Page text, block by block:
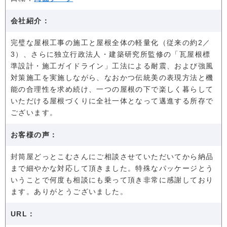
会社紹介：
完璧な屋根工事の施工と屋根全体の軽量化（従来の約2／
3）、さらに独立行政法人・建築研究所監修の「瓦屋根標
準設計・施工ガイドライン」工法による耐震、および強風
対策施工を実施しながら、なおかつ伝統美の表現方法と機
能の合理性を求め続け、一つの屋根の下で楽しく暮らして
いただける屋根づくりに全社一体となって邁進する所存で
ございます。
お客様の声：
封筒屋どっとこむさんにご相談させていただいてから納品
まで細やかな対応して頂きました。特殊なパッケージとう
いうことで何度も相談にも乗って頂き非常に感謝しており
ます。ありがとうございました。
URL：